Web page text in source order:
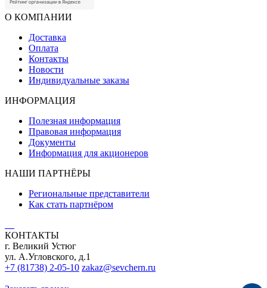
О КОМПАНИИ
Доставка
Оплата
Контакты
Новости
Индивидуальные заказы
ИНФОРМАЦИЯ
Полезная информация
Правовая информация
Документы
Информация для акционеров
НАШИ ПАРТНЁРЫ
Региональные представители
Как стать партнёром
КОНТАКТЫ
г. Великий Устюг
ул. А.Угловского, д.1
+7 (81738) 2-05-10 zakaz@sevchern.ru